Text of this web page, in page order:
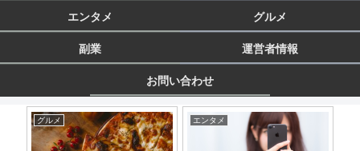
エンタメ グルメ
副業 運営者情報
お問い合わせ
グルメ エンタメ